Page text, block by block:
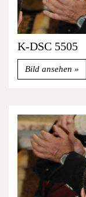
K-DSC 5505
Bild ansehen